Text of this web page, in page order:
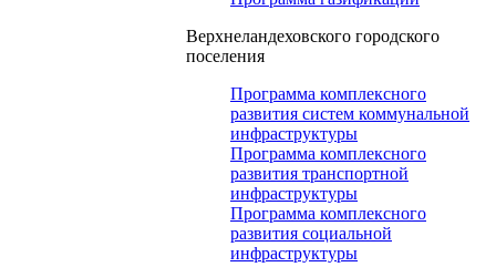
Верхнеландеховского городского
поселения
Программа комплексного
развития систем коммунальной
инфраструктуры
Программа комплексного
развития транспортной
инфраструктуры
Программа комплексного
развития социальной
инфраструктуры